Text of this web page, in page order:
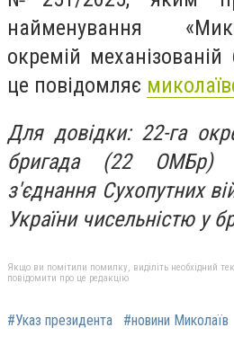
найменування
окремій
це повідомляє
Для довідки: 22-га
бригада (22 ОМБр)
з'єднання Сухопутних
України чисельністю у
Якщо ви помітили помилку, виділіть необхідний
повідомити про це редакцію
#Указ президента #новини Миколаїв